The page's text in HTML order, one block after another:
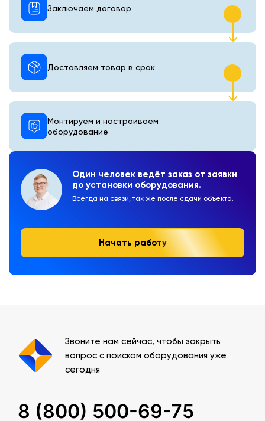
Один человек ведёт заказ от заявки
до установки оборудования.
Всегда на связи, так же после сдачи объекта.
Начать работу
Монтируем и настраиваем
оборудование
Доставляем товар в срок
Заключаем договор
Звоните нам сейчас, чтобы закрыть
вопрос с поиском оборудования уже
сегодня
8 (800) 500-69-75